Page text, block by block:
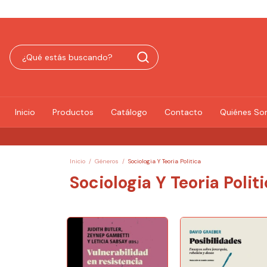
Inicio Productos Catálogo Contacto Quiénes
Inicio / Géneros / Sociologia Y Teoria Politica
Sociologia Y Teoria